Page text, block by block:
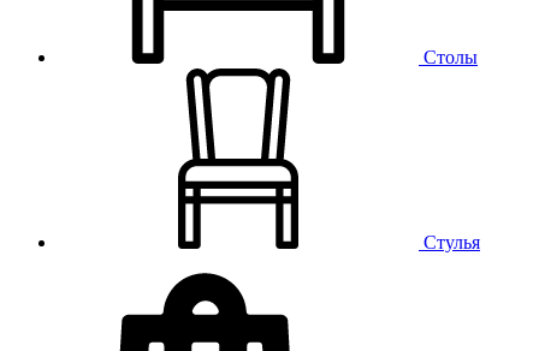
Столы
Стулья